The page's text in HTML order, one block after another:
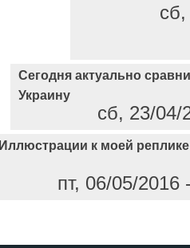
Сегодня актуально
Украину
сб, 23/
Иллюстрации к моей реплике
пт, 06/05/